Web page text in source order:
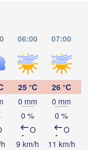
06:00 07:00
25 °C
0 mm
0 %
O
9 km/h
26 °C
0 mm
0 %
O
11 km/h
de
San Pedro Sula
San Salvador
BELIZE